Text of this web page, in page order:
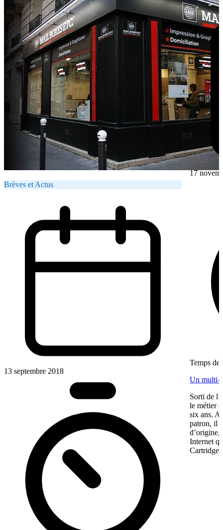
Brèves et Actus
13 septembre 2018
17
Temps de
Un multi-
Sorti de
le métier
six ans.
patron, il
d’origine,
Internet
Cartridge